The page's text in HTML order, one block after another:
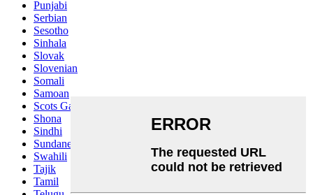
Punjabi
Serbian
Sesotho
Sinhala
Slovak
Slovenian
Somali
Samoan
Scots Gaelic
Shona
Sindhi
Sundanese
Swahili
Tajik
Tamil